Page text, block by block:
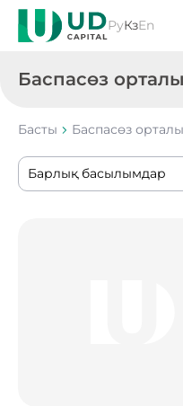
РуКзEn
Баспасөз
Басты Баспасөз